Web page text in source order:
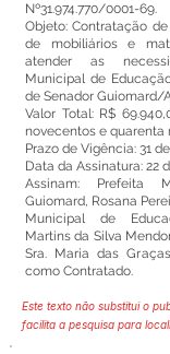
Nº31.974.770/0001-69.
Objeto: Contratação
de mobiliários e
atender as
Municipal de
de Senador Guiomard/
Valor Total: R$
novecentos e quarenta
Prazo de Vigência: 31
Data da Assinatura: 22
Assinam: Prefeita
Guiomard, Rosana
Municipal de
Martins da Silva
Sra. Maria das
como Contratado.
Este texto não substitui o
facilita a pesquisa para